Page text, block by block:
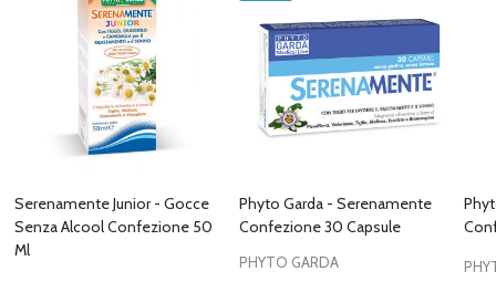
Serenamente Junior - Gocce
Senza Alcool Confezione 50
Ml
Phyto Garda - Serenamente
Confezione 30 Capsule
PHYTO GARDA